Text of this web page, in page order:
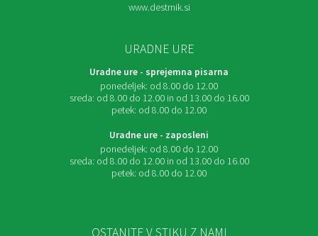
www.destrnik.si
URADNE URE
Uradne ure - sprejemna pisarna
ponedeljek: od 8.00 do 12.00
sreda: od 8.00 do 12.00 in od 13.00 do 16.00
petek: od 8.00 do 12.00
Uradne ure - zaposleni
ponedeljek: od 8.00 do 12.00
sreda: od 8.00 do 12.00 in od 13.00 do 16.00
petek: od 8.00 do 12.00
OSTANITE V STIKU Z NAMI